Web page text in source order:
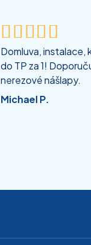

Domluva, instalace,
do TP za 1!
nerezové nášlapy.
Michael P.